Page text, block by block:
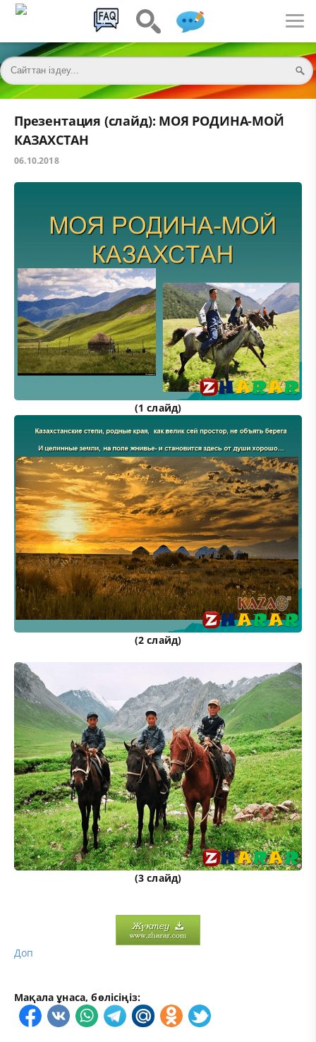
Презентация (слайд): МОЯ РОДИНА-МОЙ
КАЗАХСТАН
06.10.2018
(1 слайд)
(2 слайд)
(3 слайд)
Доп
Мақала ұнаса, бөлісіңіз: